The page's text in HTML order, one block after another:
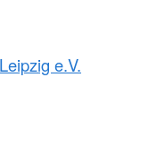
e.V.